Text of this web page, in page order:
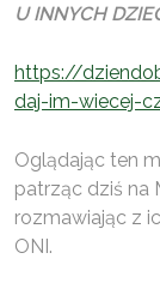
U INNYCH
https://
daj-im-wiecej-
Oglądając ten
patrząc dziś na
rozmawiając z
ONI.